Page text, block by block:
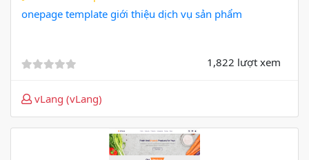
onepage template giới thiệu dịch vụ sản phẩm
1,822 lượt xem
vLang (vLang)